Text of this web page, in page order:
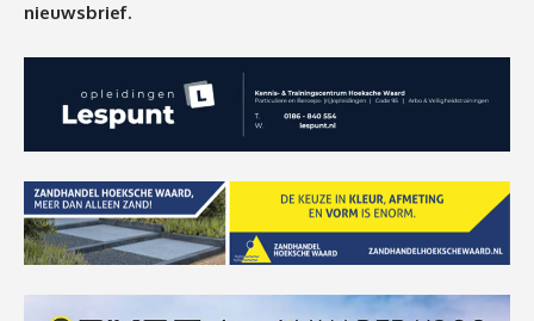
nieuwsbrief.